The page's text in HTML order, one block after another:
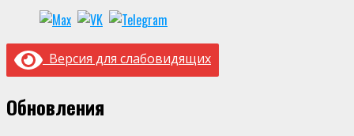
Версия для слабовидящих
Обновления